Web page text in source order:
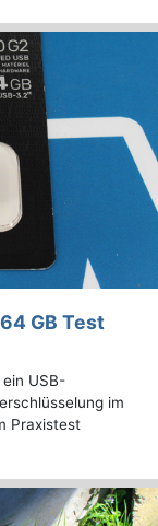
GB Test
USB-
im
Praxistest